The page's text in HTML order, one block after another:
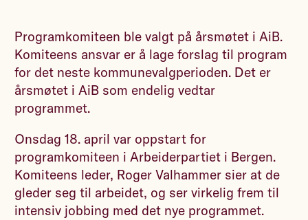
Programkomiteen ble valgt på årsmøtet i AiB.
Komiteens ansvar er å lage forslag til program
for det neste kommunevalgperioden. Det er
årsmøtet i AiB som endelig vedtar
programmet.
Onsdag 18. april var oppstart for
programkomiteen i Arbeiderpartiet i Bergen.
Komiteens leder, Roger Valhammer sier at de
gleder seg til arbeidet, og ser virkelig frem til
intensiv jobbing med det nye programmet.